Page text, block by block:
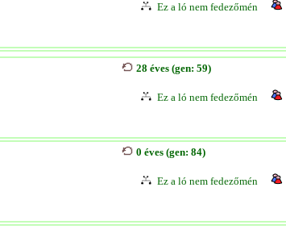
Ez a ló nem fedezőmén
28 éves (gen: 59)
Ez a ló nem fedezőmén
0 éves (gen: 84)
Ez a ló nem fedezőmén